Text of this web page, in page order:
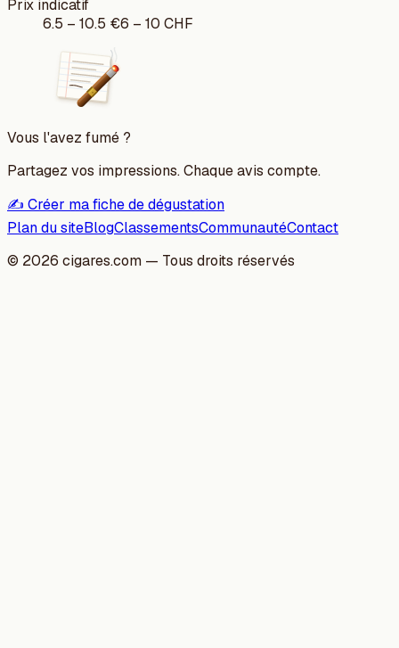
Prix indicatif
6.5 – 10.5 €6 – 10 CHF
Vous l'avez fumé ?
Partagez vos impressions. Chaque avis compte.
✍️ Créer ma fiche de dégustation
Plan du siteBlogClassementsCommunautéContact
© 2026 cigares.com — Tous droits réservés